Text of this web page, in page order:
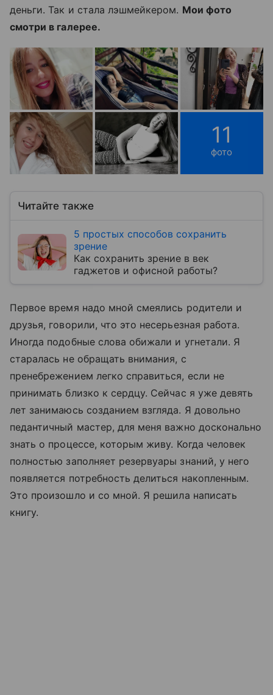
деньги. Так и стала лэшмейкером. Мои фото
смотри в галерее.
11
фото
Читайте также
5 простых способов сохранить
зрение
Как сохранить зрение в век
гаджетов и офисной работы?
Первое время надо мной смеялись родители и
друзья, говорили, что это несерьезная работа.
Иногда подобные слова обижали и угнетали. Я
старалась не обращать внимания, с
пренебрежением легко справиться, если не
принимать близко к сердцу. Сейчас я уже девять
лет занимаюсь созданием взгляда. Я довольно
педантичный мастер, для меня важно досконально
знать о процессе, которым живу. Когда человек
полностью заполняет резервуары знаний, у него
появляется потребность делиться накопленным.
Это произошло и со мной. Я решила написать
книгу.